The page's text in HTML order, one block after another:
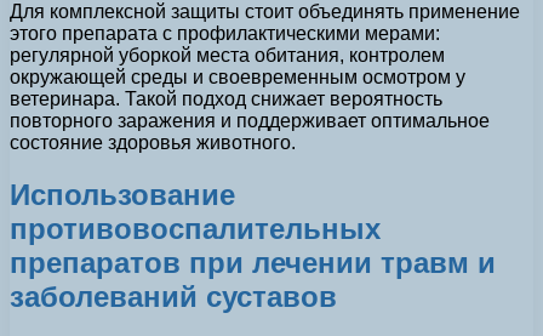
Для комплексной защиты стоит объединять применение
этого препарата с профилактическими мерами:
регулярной уборкой места обитания, контролем
окружающей среды и своевременным осмотром у
ветеринара. Такой подход снижает вероятность
повторного заражения и поддерживает оптимальное
состояние здоровья животного.
Использование
противовоспалительных
препаратов при лечении травм и
заболеваний суставов